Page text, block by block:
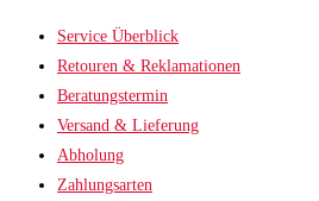
Service Überblick
Retouren & Reklamationen
Beratungstermin
Versand & Lieferung
Abholung
Zahlungsarten